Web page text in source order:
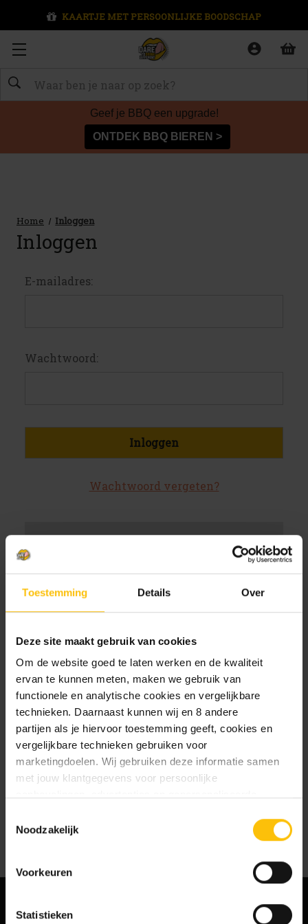
Toestemming Details Over
Deze site maakt gebruik van cookies
Om de website goed te laten werken en de kwaliteit
ervan te kunnen meten, maken we gebruik van
functionele en analytische cookies en vergelijkbare
technieken. Daarnaast kunnen wij en 8 andere
partijen als je hiervoor toestemming geeft, cookies en
vergelijkbare technieken gebruiken voor
marketingdoelen. Wij gebruiken deze informatie samen
met jouw klantgegevens voor persoonlijke
ervaringen: je eigen DTDD (gepersonaliseerde
aanbevelingen, functionaliteiten en communicatie binnen
dtdd.nl (relevante advertenties op websites en apps van
onze privacy policy
Noodzakelijk
Voorkeuren
Statistieken
KAARTJE MET PERSOONLIJKE BOODSCHAP
Zoeken
Geef je BBQ een upgrade!
ONTDEK BBQ BIEREN >
Home Inloggen
Inloggen
E-mailadres:
Wachtwoord:
Wachtwoord vergeten?
Maak een account aan bij ons
Sneller af te rekenen
Meerdere verzendadressen op
Jouw bestelgeschiedenis te
bekijken
Nieuwe bestellingen te volgen
Artikelen opslaan in jouw
verlanglijstje
Account aanmaken
MELD JE AAN VOOR ONZE NIEUWSBRIEF